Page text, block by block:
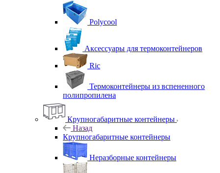
Polycool
Аксессуары для термоконтейнеров
Ric
Термоконтейнеры из вспененного
полипропилена
Крупногабаритные контейнеры
Назад
Крупногабаритные контейнеры
Неразборные контейнеры